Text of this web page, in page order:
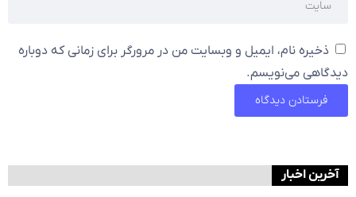
ذخیره نام، ایمیل و وبسایت من در مرورگر برای زمانی که دوباره
دیدگاهی می‌نویسم.
آخرین اخبار